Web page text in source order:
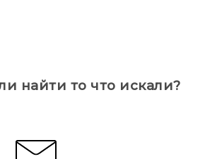
найти то что искали?